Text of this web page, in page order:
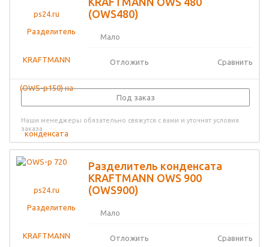
(OWS480)
Мало
Отложить Сравнить
Под заказ
Наши менеджеры обязательно свяжутся с вами и уточнят условия
заказа
Разделитель конденсата
KRAFTMANN OWS 900
(OWS900)
Мало
Отложить Сравнить